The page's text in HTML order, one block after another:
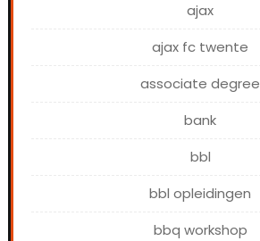
ajax
ajax fc twente
associate degree
bank
bbl
bbl opleidingen
bbq workshop